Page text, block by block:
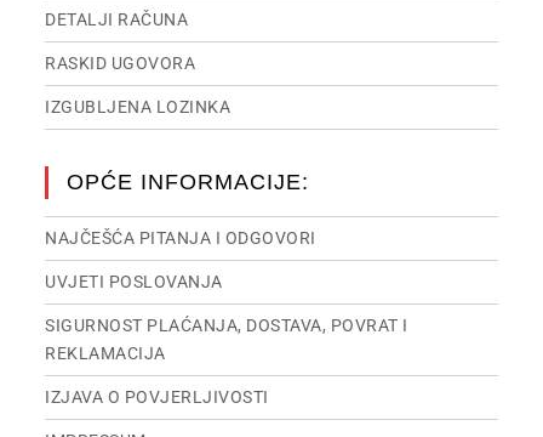
DETALJI RAČUNA
RASKID UGOVORA
IZGUBLJENA LOZINKA
OPĆE INFORMACIJE:
NAJČEŠĆA PITANJA I ODGOVORI
UVJETI POSLOVANJA
SIGURNOST PLAĆANJA, DOSTAVA, POVRAT I
REKLAMACIJA
IZJAVA O POVJERLJIVOSTI